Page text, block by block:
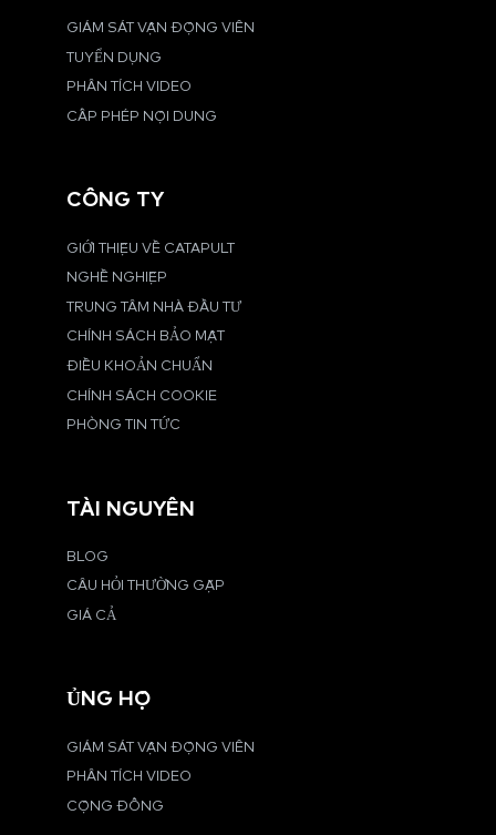
GIÁM SÁT VẬN ĐỘNG VIÊN
TUYỂN DỤNG
PHÂN TÍCH VIDEO
CẤP PHÉP NỘI DUNG
CÔNG TY
GIỚI THIỆU VỀ CATAPULT
NGHỀ NGHIỆP
TRUNG TÂM NHÀ ĐẦU TƯ
CHÍNH SÁCH BẢO MẬT
ĐIỀU KHOẢN CHUẨN
CHÍNH SÁCH COOKIE
PHÒNG TIN TỨC
TÀI NGUYÊN
BLOG
CÂU HỎI THƯỜNG GẶP
GIÁ CẢ
ỦNG HỘ
GIÁM SÁT VẬN ĐỘNG VIÊN
PHÂN TÍCH VIDEO
CỘNG ĐỒNG